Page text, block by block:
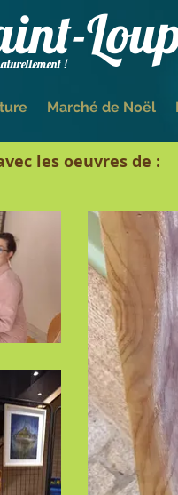
!
Marché de Noël
les oeuvres de :